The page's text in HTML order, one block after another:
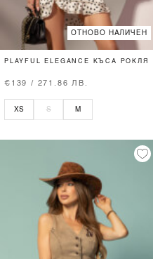
ОТНОВО НАЛИЧЕН
PLAYFUL ELEGANCE КЪСА РОКЛЯ
€139 / 271.86 ЛВ.
XS S M